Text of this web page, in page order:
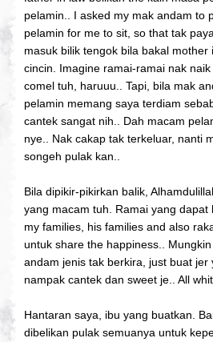
pelamin.. I asked my mak andam to
pelamin for me to sit, so that tak
masuk bilik tengok bila bakal mother
cincin. Imagine ramai-ramai nak
comel tuh, haruuu.. Tapi, bila mak
pelamin memang saya terdiam
cantek sangat nih.. Dah macam
nye.. Nak cakap tak terkeluar, nanti
songeh pulak kan..
Bila dipikir-pikirkan balik,
yang macam tuh. Ramai yang
my families, his families and also
untuk share the happiness..
andam jenis tak berkira, just buat jer
nampak cantek dan sweet je.. All
Hantaran saya, ibu yang buatkan.
dibelikan pulak semuanya untuk